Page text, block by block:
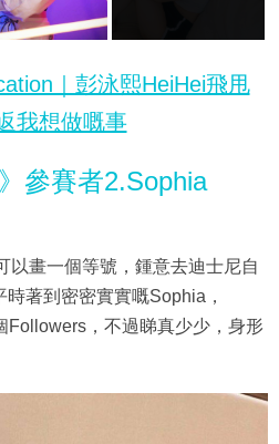
｜彭泳熙HeiHei飛甩
我想做嘅事
參賽者2.Sophia
以畫一個等號，鍾意去迪士尼自
著到密密實實嘅Sophia，
Followers，不過睇真少少，身形